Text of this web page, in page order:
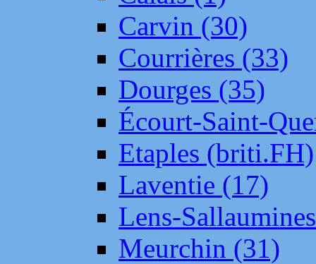
Carvin (30)
Courrières (33)
Dourges (35)
Écourt-Saint-
Etaples (briti.FH)
Laventie (17)
Lens-
Meurchin (31)